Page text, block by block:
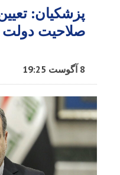
پزشکیان:
صلاحیت
8 آگوست 19:25